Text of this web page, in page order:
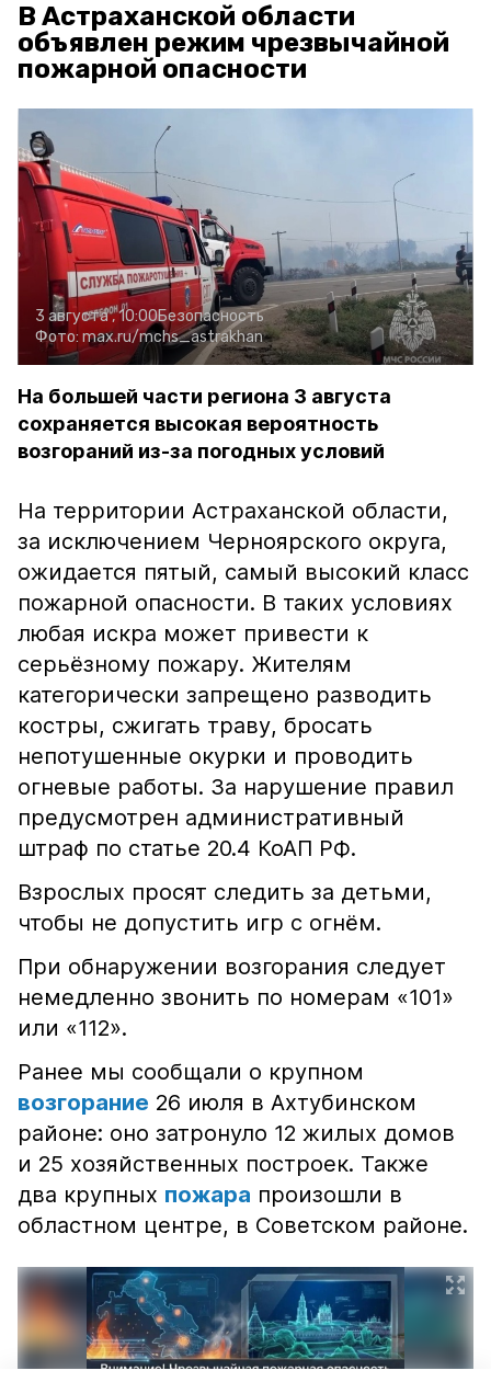
В Астраханской области
объявлен режим чрезвычайной
пожарной опасности
3 августа , 10:00Безопасность
Фото: max.ru/mchs_astrakhan
На большей части региона 3 августа
сохраняется высокая вероятность
возгораний из-за погодных условий
На территории Астраханской области,
за исключением Черноярского округа,
ожидается пятый, самый высокий класс
пожарной опасности. В таких условиях
любая искра может привести к
серьёзному пожару. Жителям
категорически запрещено разводить
костры, сжигать траву, бросать
непотушенные окурки и проводить
огневые работы. За нарушение правил
предусмотрен административный
штраф по статье 20.4 КоАП РФ.
Взрослых просят следить за детьми,
чтобы не допустить игр с огнём.
При обнаружении возгорания следует
немедленно звонить по номерам «101»
или «112».
Ранее мы сообщали о крупном
возгорание 26 июля в Ахтубинском
районе: оно затронуло 12 жилых домов
и 25 хозяйственных построек. Также
два крупных пожара произошли в
областном центре, в Советском районе.